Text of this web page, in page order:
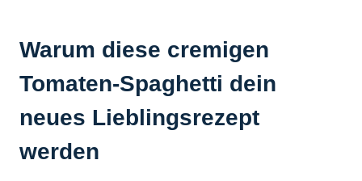
Warum diese cremigen
Tomaten-Spaghetti dein
neues Lieblingsrezept
werden